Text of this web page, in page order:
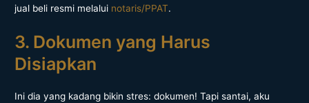
jual beli resmi melalui notaris/PPAT.
3. Dokumen yang Harus
Disiapkan
Ini dia yang kadang bikin stres: dokumen! Tapi santai, aku